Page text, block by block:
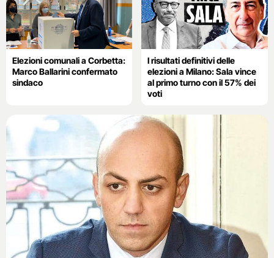
Elezioni comunali a Corbetta:
Marco Ballarini confermato
sindaco
I risultati definitivi delle
elezioni a Milano: Sala vince
al primo turno con il 57% dei
voti